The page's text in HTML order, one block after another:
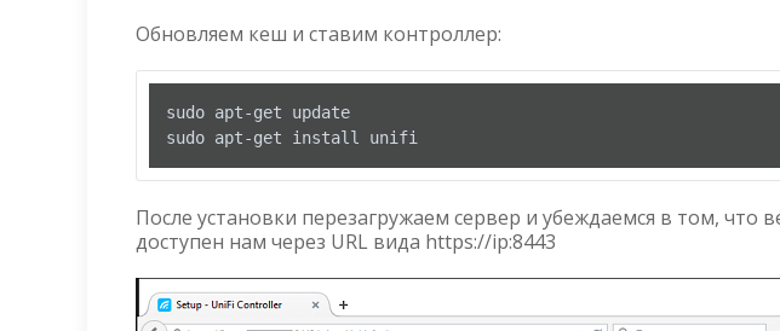
Обновляем кеш и ставим контроллер:
sudo apt-get update
sudo apt-get install unifi
После установки перезагружаем сервер и убеждаемся в том, что
доступен нам через URL вида https://ip:8443